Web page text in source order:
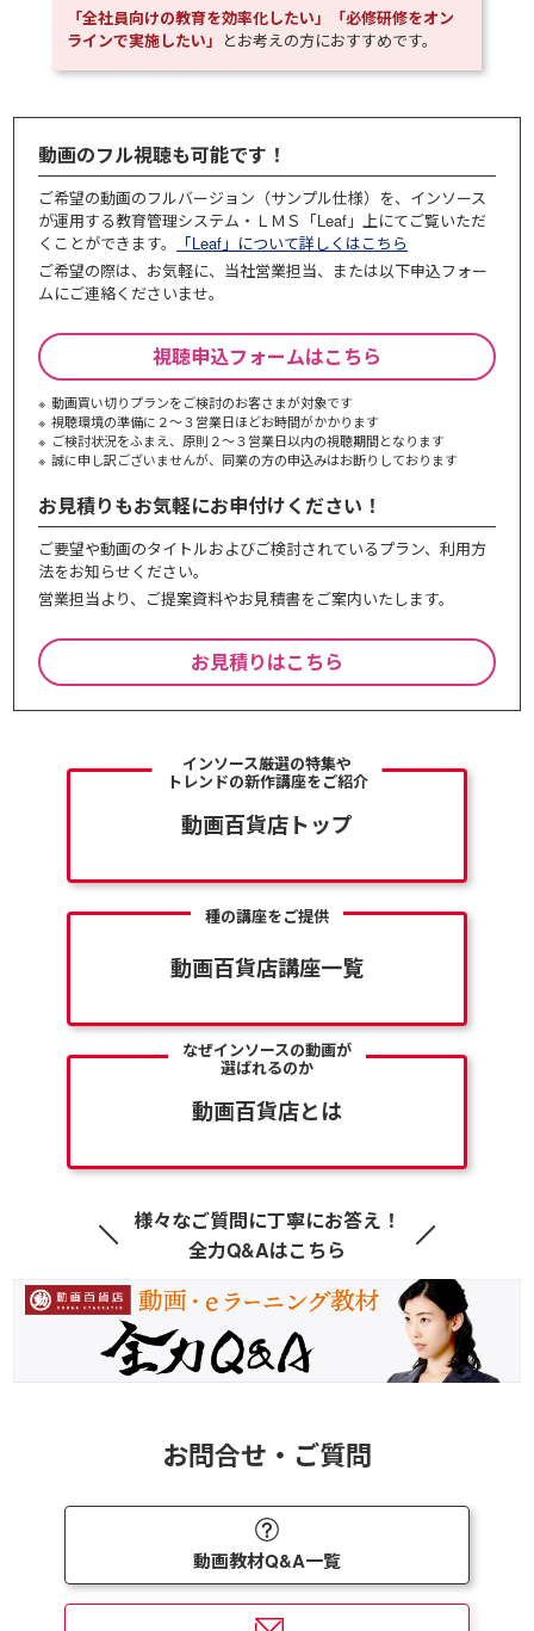
「全社員向けの教育を効率化したい」「必修研修をオン
ラインで実施したい」 とお考えの方におすすめです。
動画のフル視聴も可能です！
ご希望の動画のフルバージョン（サンプル仕様）を、インソース
が運用する教育管理システム・ＬＭＳ「Leaf」上にてご覧いただ
くことができます。
「Leaf」について詳しくはこちら
ご希望の際は、お気軽に、当社営業担当、または以下申込フォー
ムにご連絡くださいませ。
視聴申込フォームはこちら
動画買い切りプランをご検討のお客さまが対象です
視聴環境の準備に２～３営業日ほどお時間がかかります
ご検討状況をふまえ、原則２～３営業⽇以内の視聴期間となります
誠に申し訳ございませんが、同業の⽅の申込みはお断りしております
お見積りもお気軽にお申付けください！
ご要望や動画のタイトルおよびご検討されているプラン、利⽤⽅
法をお知らせください。
営業担当より、ご提案資料やお⾒積書をご案内いたします。
お見積りはこちら
インソース厳選の特集や
トレンドの新作講座をご紹介
動画百貨店トップ
種の講座をご提供
動画百貨店講座一覧
なぜインソースの動画が
選ばれるのか
動画百貨店とは
様々なご質問に丁寧にお答え！
全力Q&Aはこちら
お問合せ・ご質問
動画教材Q&A一覧